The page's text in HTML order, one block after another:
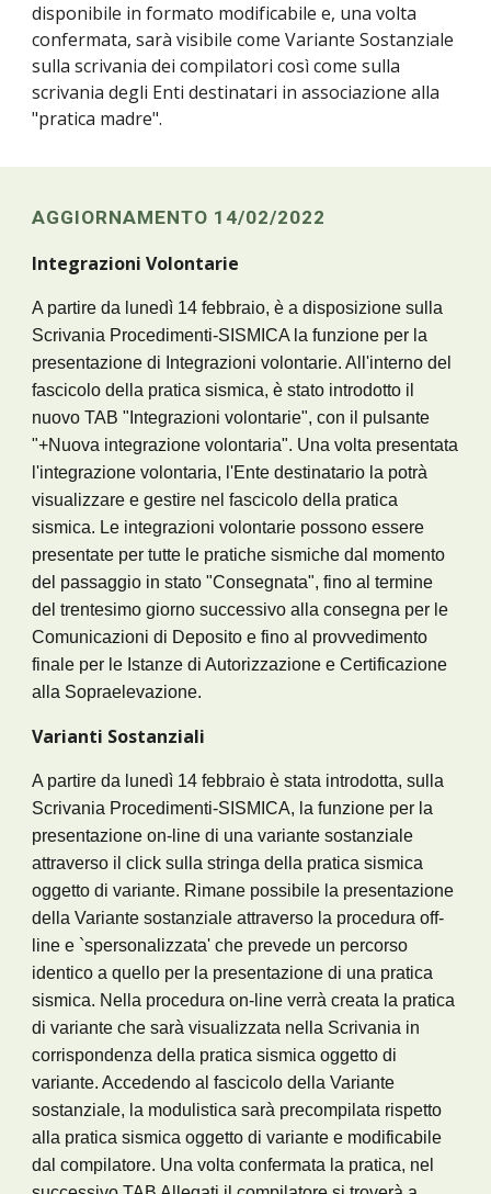
disponibile in formato modificabile e, una volta
confermata, sarà visibile come Variante Sostanziale
sulla scrivania dei compilatori così come sulla
scrivania degli Enti destinatari in associazione alla
"pratica madre".
AGGIORNAMENTO 14/02/2022
Integrazioni Volontarie
A partire da lunedì 14 febbraio, è a disposizione sulla
Scrivania Procedimenti-SISMICA la funzione per la
presentazione di Integrazioni volontarie. All'interno del
fascicolo della pratica sismica, è stato introdotto il
nuovo TAB "Integrazioni volontarie", con il pulsante
"+Nuova integrazione volontaria". Una volta presentata
l'integrazione volontaria, l'Ente destinatario la potrà
visualizzare e gestire nel fascicolo della pratica
sismica. Le integrazioni volontarie possono essere
presentate per tutte le pratiche sismiche dal momento
del passaggio in stato "Consegnata", fino al termine
del trentesimo giorno successivo alla consegna per le
Comunicazioni di Deposito e fino al provvedimento
finale per le Istanze di Autorizzazione e Certificazione
alla Sopraelevazione.
Varianti Sostanziali
A partire da lunedì 14 febbraio è stata introdotta, sulla
Scrivania Procedimenti-SISMICA, la funzione per la
presentazione on-line di una variante sostanziale
attraverso il click sulla stringa della pratica sismica
oggetto di variante. Rimane possibile la presentazione
della Variante sostanziale attraverso la procedura off-
line e `spersonalizzata' che prevede un percorso
identico a quello per la presentazione di una pratica
sismica. Nella procedura on-line verrà creata la pratica
di variante che sarà visualizzata nella Scrivania in
corrispondenza della pratica sismica oggetto di
variante. Accedendo al fascicolo della Variante
sostanziale, la modulistica sarà precompilata rispetto
alla pratica sismica oggetto di variante e modificabile
dal compilatore. Una volta confermata la pratica, nel